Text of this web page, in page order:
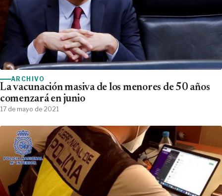
ARCHIVO
La vacunación masiva de los menores de 50 años
comenzará en junio
17 de mayo de 2021